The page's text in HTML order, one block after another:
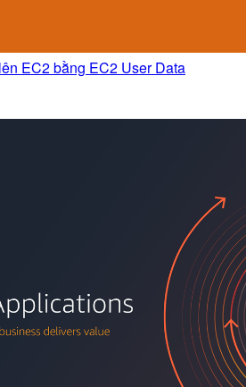
EC2 bằng EC2 User Data